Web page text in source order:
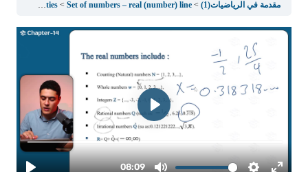
مقدمة في الرياضيات(1) 1.2Real Numbers and their properties Set of numbers – real (number) line